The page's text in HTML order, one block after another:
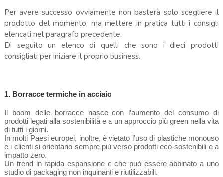
Per avere successo ovviamente non basterà solo scegliere il
prodotto del momento, ma mettere in pratica tutti i consigli
elencati nel paragrafo precedente.
Di seguito un elenco di quelli che sono i dieci prodotti
consigliati per iniziare il proprio business.
1. Borracce termiche in acciaio
Il boom delle borracce nasce con l’aumento del consumo di
prodotti legati alla sostenibilità e a un approccio più green nella vita
di tutti i giorni.
In molti Paesi europei, inoltre, è vietato l’uso di plastiche monouso
e i clienti si orientano sempre più verso prodotti eco-sostenibili e a
impatto zero.
Un trend in rapida espansione e che può essere abbinato a uno
studio di packaging non inquinanti e riutilizzabili.